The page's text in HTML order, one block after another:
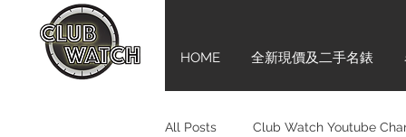
HOME 全新現價及二手名錶
All Posts Club Watch Youtube